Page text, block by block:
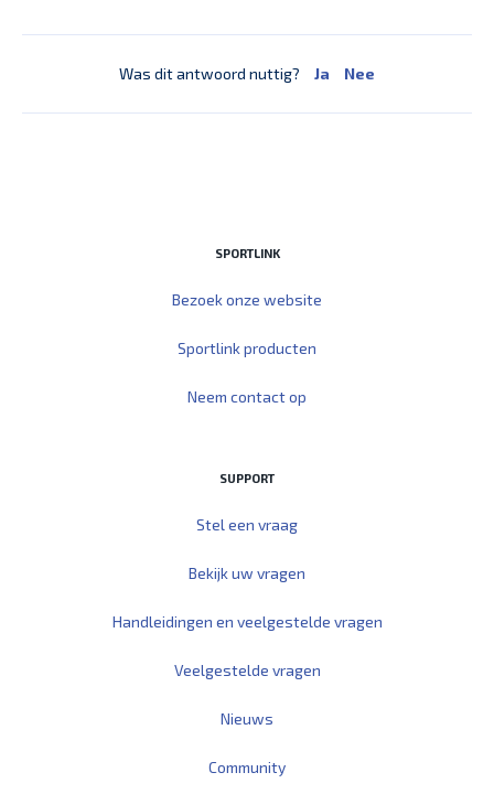
Was dit antwoord nuttig? Ja Nee
SPORTLINK
Bezoek onze website
Sportlink producten
Neem contact op
SUPPORT
Stel een vraag
Bekijk uw vragen
Handleidingen en veelgestelde vragen
Veelgestelde vragen
Nieuws
Community